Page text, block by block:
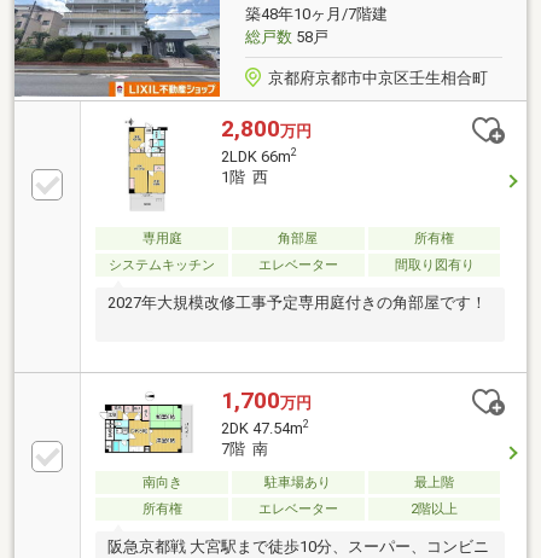
築48年10ヶ月/7階建
総戸数58戸
京都府京都市中京区壬生相合町
2,800万円
2LDK 66m2
1階 西
専用庭 角部屋
所有権
システムキッチン
エレベーター 間取り図有り
2027年大規模改修工事予定専用庭付きの角部屋です！
1,700万円
2DK 47.54m2
7階 南
南向き 駐車場あり
最上階
所有権
エレベーター 2階以上
阪急京都戦 大宮駅まで徒歩10分、スーパー、コンビニ